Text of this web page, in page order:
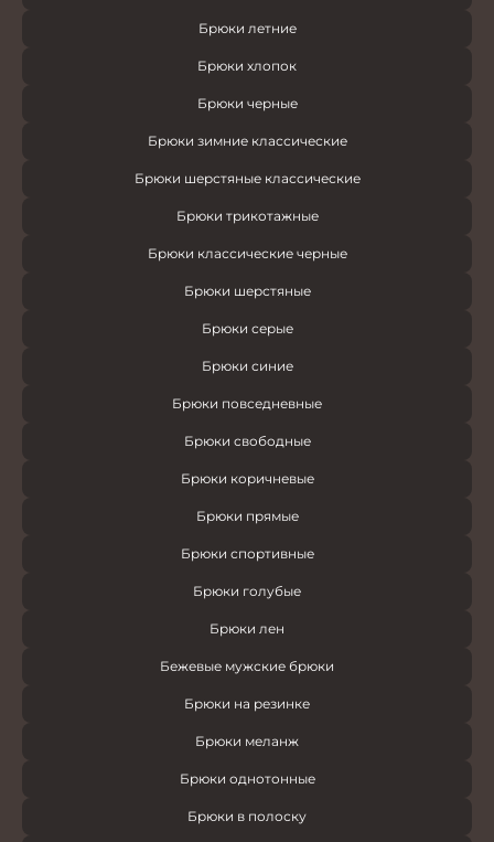
Брюки летние
Брюки хлопок
Брюки черные
Брюки зимние классические
Брюки шерстяные классические
Брюки трикотажные
Брюки классические черные
Брюки шерстяные
Брюки серые
Брюки синие
Брюки повседневные
Брюки свободные
Брюки коричневые
Брюки прямые
Брюки спортивные
Брюки голубые
Брюки лен
Бежевые мужские брюки
Брюки на резинке
Брюки меланж
Брюки однотонные
Брюки в полоску